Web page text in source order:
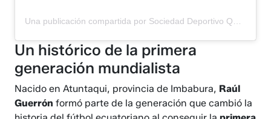
Un histórico de la primera
generación mundialista
Nacido en Atuntaqui, provincia de Imbabura, Raúl
Guerrón formó parte de la generación que cambió la